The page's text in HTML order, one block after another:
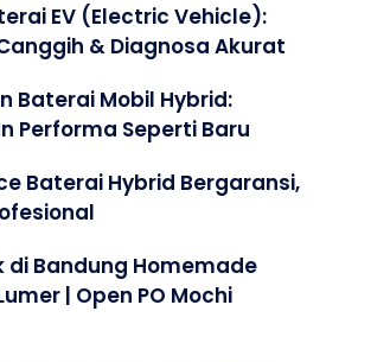
EV (Electric Vehicle):
& Diagnosa Akurat
Baterai Mobil Hybrid:
Performa Seperti Baru
Baterai Hybrid Bergaransi,
di Bandung Homemade
| Open PO Mochi